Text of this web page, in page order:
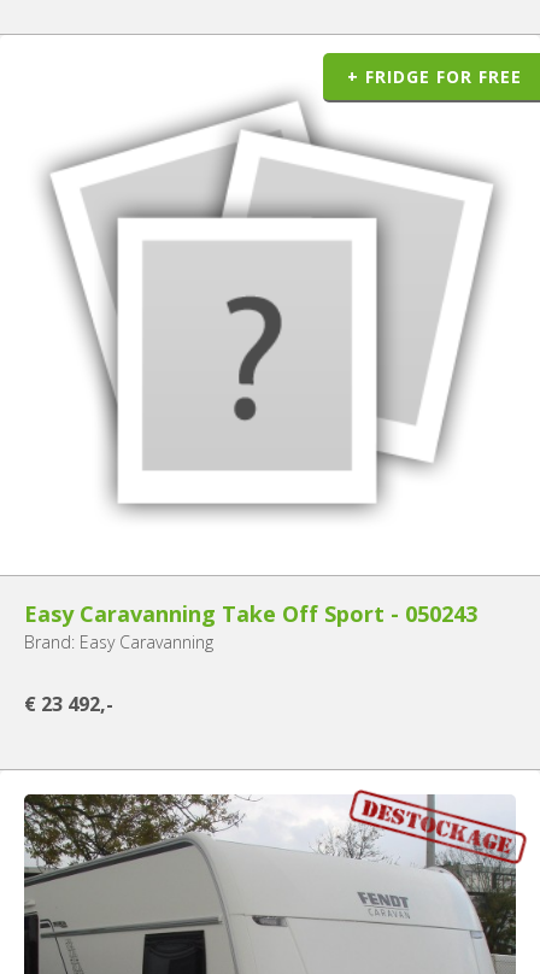
Easy Caravanning Take Off Sport - 050243
Brand: Easy Caravanning
€ 23 492,-
+ FRIDGE FOR FREE